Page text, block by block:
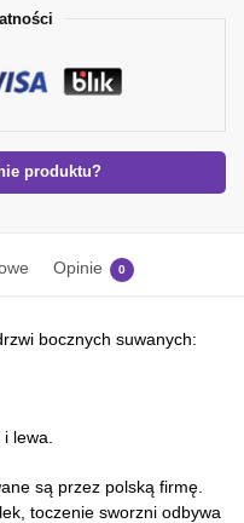
produktu?
Opinie 0
bocznych suwanych:
lewa.
są przez polską firmę.
toczenie sworzni odbywa